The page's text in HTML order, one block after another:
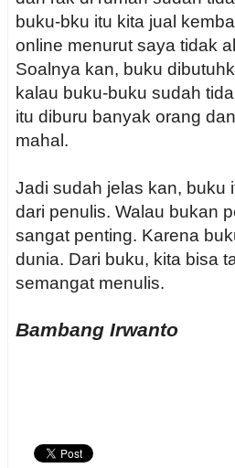
buku-bku itu kita jual
online menurut saya tidak
Soalnya kan, buku
kalau buku-buku sudah
itu diburu banyak orang
mahal.
Jadi sudah jelas kan, buku
dari penulis. Walau bukan
sangat penting. Karena
dunia. Dari buku, kita bisa
semangat menulis.
Bambang Irwanto